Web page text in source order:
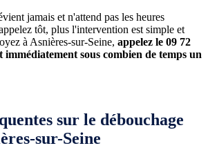
jamais et n'attend pas les heures
tôt, plus l'intervention est simple et
à Asnières-sur-Seine, appelez le 09 72
immédiatement sous combien de temps un
sur le débouchage
sur-Seine